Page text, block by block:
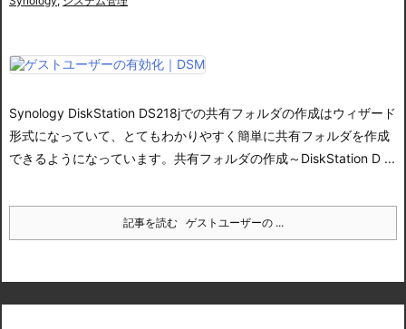
Synology DiskStation DS218jでの共有フォルダの作成はウィザード
形式になっていて、とてもわかりやすく簡単に共有フォルダを作成
できるようになっています。 共有フォルダの作成～DiskStation D ...
記事を読む ゲストユーザーの ...